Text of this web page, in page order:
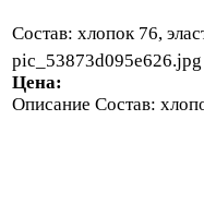
Состав: хлопок 76,
pic_53873d095e626.jpg
Цена:
Описание Состав: